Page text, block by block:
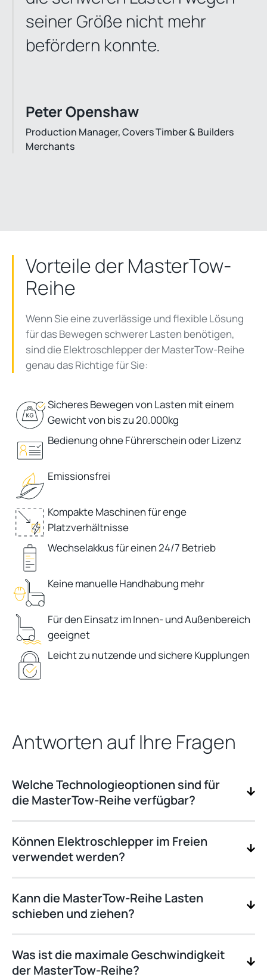
seiner Größe nicht mehr
befördern konnte.
Peter Openshaw
Production Manager, Covers Timber & Builders
Merchants
Vorteile derMasterTow-
Reihe
Wenn Sie eine zuverlässige und flexible Lösung
für das Bewegen schwerer Lasten benötigen,
sind die Elektroschlepper derMasterTow-Reihe
genau das Richtige für Sie:
Sicheres Bewegen von Lasten mit einem
Gewicht von bis zu 20.000kg
Bedienung ohne Führerschein oder Lizenz
Emissionsfrei
Kompakte Maschinen für enge
Platzverhältnisse
Wechselakkus für einen 24/7 Betrieb
Keine manuelle Handhabung mehr
Für den Einsatz im Innen- und Außenbereich
geeignet
Leicht zu nutzende und sichere Kupplungen
Antworten auf Ihre Fragen
Welche Technologieoptionen sind für
die MasterTow-Reihe verfügbar?
Können Elektroschlepper im Freien
verwendet werden?
Kann die MasterTow-Reihe Lasten
schieben und ziehen?
Was ist die maximale Geschwindigkeit
der MasterTow-Reihe?